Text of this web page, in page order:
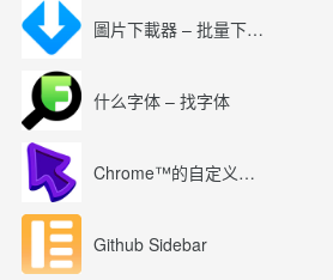
圖片下載器 – 批量下載圖片
什么字体 – 找字体
Chrome™的自定义光标
Github Sidebar